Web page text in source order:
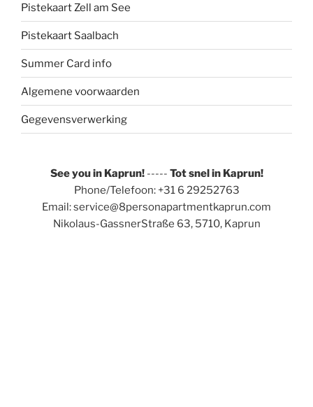
Pistekaart Zell am See
Pistekaart Saalbach
Summer Card info
Algemene voorwaarden
Gegevensverwerking
See you in Kaprun!----- Tot snel in Kaprun!
Phone/Telefoon: +31 6 29252763
Email: service@8personapartmentkaprun.com
Nikolaus-GassnerStraße 63, 5710, Kaprun